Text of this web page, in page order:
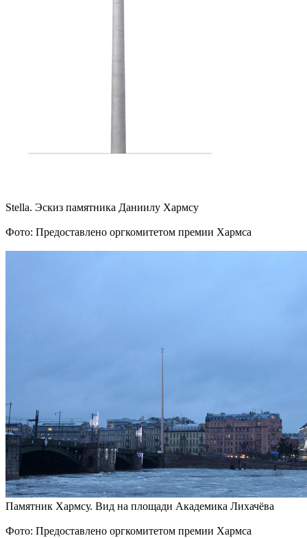
Stella. Эскиз памятника Даниилу Хармсу
Фото: Предоставлено оргкомитетом премии Хармса
Памятник Хармсу. Вид на площади Академика Лихачёва
Фото: Предоставлено оргкомитетом премии Хармса